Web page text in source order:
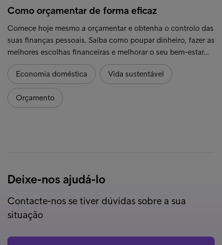
Como orçamentar de forma eficaz
Comece hoje mesmo a orçamentar e obtenha o controlo das
suas finanças pessoais. Saiba como poupar dinheiro, fazer as
melhores escolhas financeiras e melhorar o seu bem-estar…
Economia doméstica Vida sustentável
Orçamento
Deixe-nos ajudá-lo
Contacte-nos se tiver dúvidas sobre a sua
situação